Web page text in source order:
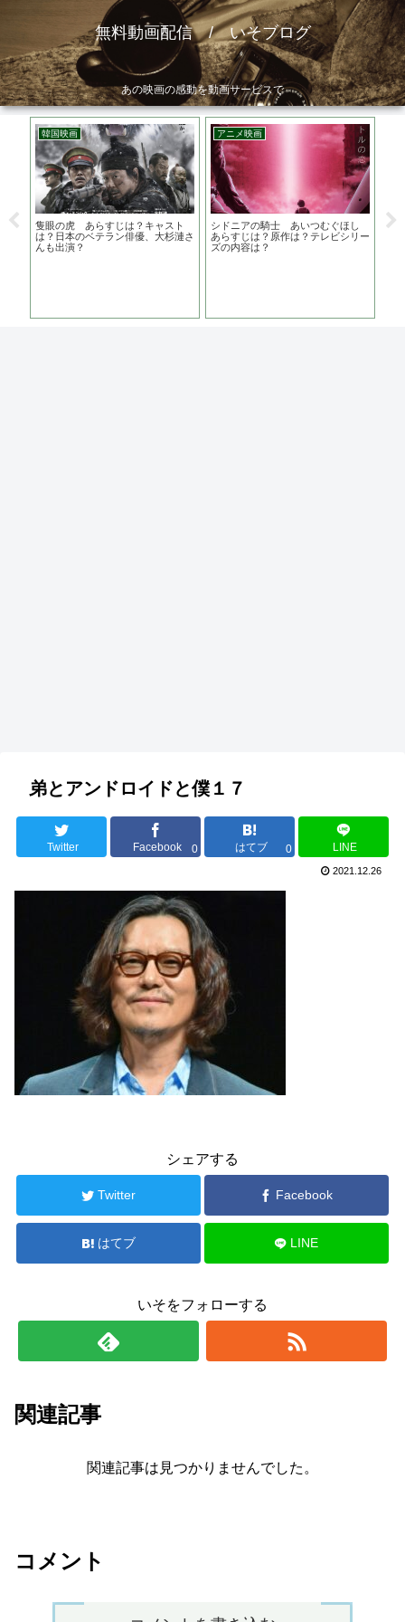
無料動画配信 / いそブログ
あの映画の感動を動画サービスで
韓国映画
隻眼の虎 あらすじは？キャスト
は？日本のベテラン俳優、大杉漣さ
んも出演？
アニメ映画
シドニアの騎士 あいつむぐほし
あらすじは？原作は？テレビシリー
ズの内容は？
劇
弟とアンドロイドと僕１７
Twitter Facebook 0 はてブ 0 LINE
2021.12.26
シェアする
Twitter Facebook
はてブ LINE
いそをフォローする
関連記事
関連記事は見つかりませんでした。
コメント